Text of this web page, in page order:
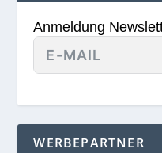
Anmeldung
WERBEPARTNER